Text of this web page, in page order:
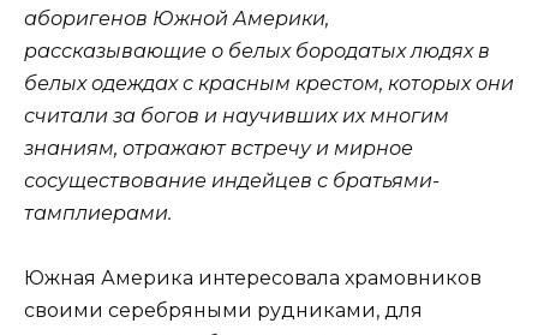
аборигенов Южной Америки,
рассказывающие о белых бородатых людях в
белых одеждах с красным крестом, которых они
считали за богов и научивших их многим
знаниям, отражают встречу и мирное
сосуществование индейцев с братьями-
тамплиерами.
Южная Америка интересовала храмовников
своими серебряными рудниками, для